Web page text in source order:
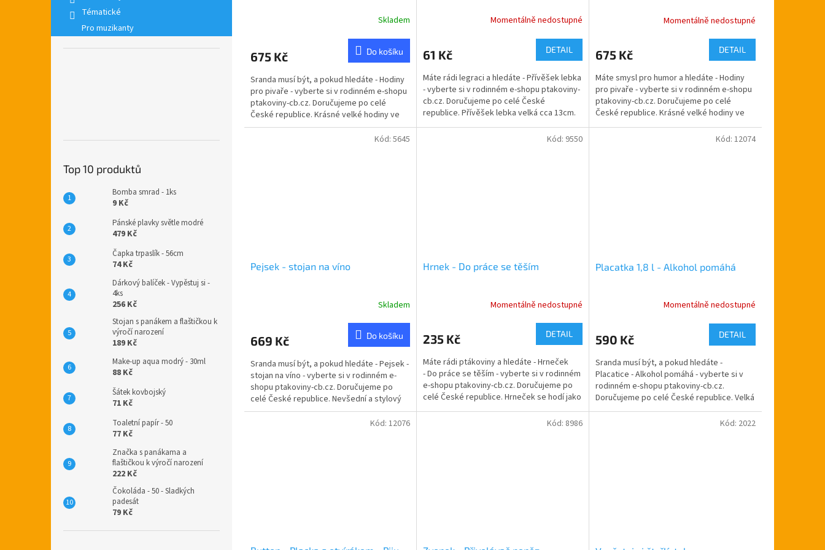
Tématické
Pro muzikanty
Top 10 produktů
Bomba smrad - 1ks
9 Kč
Pánské plavky světle modré
479 Kč
Čapka trpaslík - 56cm
74 Kč
Dárkový balíček - Vypěstuj si -
4ks
256 Kč
Stojan s panákem a flaštičkou k
výročí narození
189 Kč
Make-up aqua modrý - 30ml
88 Kč
Šátek kovbojský
71 Kč
Toaletní papír - 50
77 Kč
Značka s panákama a
flaštičkou k výročí narození
222 Kč
Čokoláda - 50 - Sladkých
padesát
79 Kč
Skladem
675 Kč Do košíku
Sranda musí být, a pokud hledáte - Hodiny
pro pivaře - vyberte si v rodinném e-shopu
ptakoviny-cb.cz. Doručujeme po celé
České republice. Krásné velké hodiny ve
tvaru zátky....
Momentálně nedostupné
61 Kč DETAIL
Máte rádi legraci a hledáte - Přívěšek lebka
- vyberte si v rodinném e-shopu ptakoviny-
cb.cz. Doručujeme po celé České
republice. Přívěšek lebka velká cca 13cm.
Různé...
je
z
5
hvězdiček.
Momentálně nedostupné
675 Kč DETAIL
Máte smysl pro humor a hledáte - Hodiny
pro pivaře - vyberte si v rodinném e-shopu
ptakoviny-cb.cz. Doručujeme po celé
České republice. Krásné velké hodiny ve
tvaru zátky....
Pejsek - stojan na víno
je
z
5
hvězdiček.
Skladem
669 Kč Do košíku
Sranda musí být, a pokud hledáte - Pejsek -
stojan na víno - vyberte si v rodinném e-
shopu ptakoviny-cb.cz. Doručujeme po
celé České republice. Nevšední a stylový
stojan na...
Kód: 5645
Hrnek - Do práce se těším
je
z
5
hvězdiček.
Momentálně nedostupné
235 Kč DETAIL
Máte rádi ptákoviny a hledáte - Hrneček
- Do práce se těším - vyberte si v rodinném
e-shopu ptakoviny-cb.cz. Doručujeme po
celé České republice. Hrneček se hodí jako
dárek na...
Kód: 9550
Placatka 1,8 l - Alkohol pomáhá
je
z
5
hvězdiček.
Momentálně nedostupné
590 Kč DETAIL
Sranda musí být, a pokud hledáte -
Placatice - Alkohol pomáhá - vyberte si v
rodinném e-shopu ptakoviny-cb.cz.
Doručujeme po celé České republice. Velká
placatka na alkohol 1,8...
Kód: 12074
Kód: 12076 Kód: 8986 Kód: 2022